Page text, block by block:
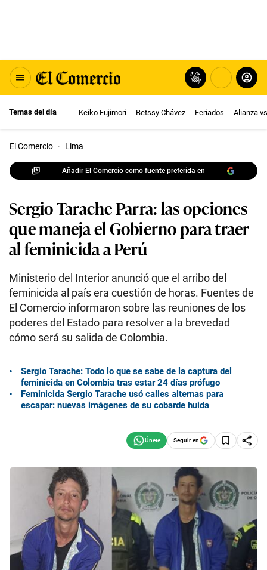
Temas del día Keiko Fujimori Betssy Chávez Feriados Alianza
El Comercio · Lima
Añadir El Comercio como fuente preferida en
Sergio Tarache Parra: las opciones
que maneja el Gobierno para traer
al feminicida a Perú
Ministerio del Interior anunció que el arribo del
feminicida al país era cuestión de horas. Fuentes de
El Comercio informaron sobre las reuniones de los
poderes del Estado para resolver a la brevedad
cómo será su salida de Colombia.
Sergio Tarache: Todo lo que se sabe de la captura del
feminicida en Colombia tras estar 24 días prófugo
Feminicida Sergio Tarache usó calles alternas para
escapar: nuevas imágenes de su cobarde huida
Seguir en